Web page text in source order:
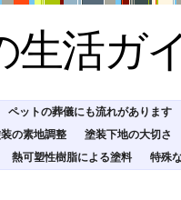
生活ガ
ペットの葬儀にも流れがあります
の素地調整
塗装下地の大切さ
熱可塑性樹脂による塗料 特殊